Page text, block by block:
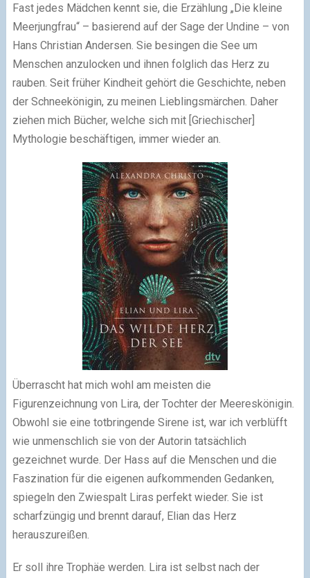
Fast jedes Mädchen kennt sie, die Erzählung „Die kleine
Meerjungfrau“ – basierend auf der Sage der Undine – von
Hans Christian Andersen. Sie besingen die See um
Menschen anzulocken und ihnen folglich das Herz zu
rauben. Seit früher Kindheit gehört die Geschichte, neben
der Schneekönigin, zu meinen Lieblingsmärchen. Daher
ziehen mich Bücher, welche sich mit [Griechischer]
Mythologie beschäftigen, immer wieder an.
Überrascht hat mich wohl am meisten die
Figurenzeichnung von Lira, der Tochter der Meereskönigin.
Obwohl sie eine totbringende Sirene ist, war ich verblüfft
wie unmenschlich sie von der Autorin tatsächlich
gezeichnet wurde. Der Hass auf die Menschen und die
Faszination für die eigenen aufkommenden Gedanken,
spiegeln den Zwiespalt Liras perfekt wieder. Sie ist
scharfzüngig und brennt darauf, Elian das Herz
herauszureißen.
Er soll ihre Trophäe werden. Lira ist selbst nach der